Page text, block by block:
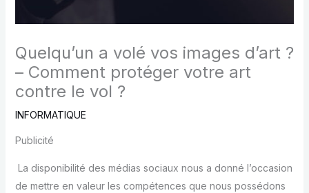
Quelqu’un a volé vos images d’art ?
– Comment protéger votre art
contre le vol ?
INFORMATIQUE
Publicité
La disponibilité des médias sociaux nous a donné l’occasion
de mettre en valeur les compétences que nous possédons